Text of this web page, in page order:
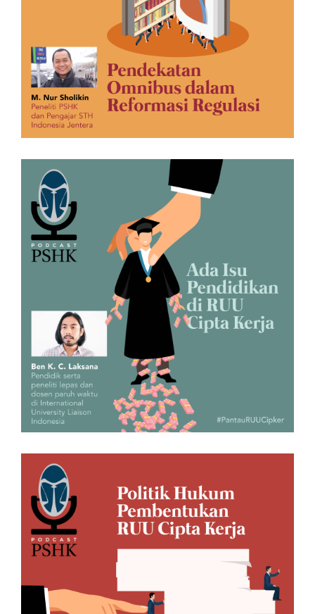
Omnibus dalam Reformasi
Regulasi
24/09/2020 4:48 PM
Podcast Episode 5: Ada Isu
Pendidikan di RUU Cipta Kerja
24/09/2020 3:52 PM
Podcast PSHK Episode 4: Politik
Hukum Pembentukan RUU Cipta